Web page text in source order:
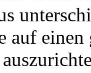
auf